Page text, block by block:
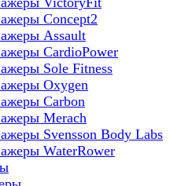
Concept2
Assault
CardioPower
Sole Fitness
Oxygen
Carbon
Merach
Svensson Body Labs
WaterRower